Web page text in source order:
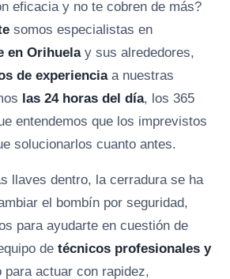
eficacia y no te cobren de más?
somos especialistas en
en Orihuelay sus alrededores,
de experienciaa nuestras
las 24 horas del día, los 365
entendemos que los imprevistos
solucionarlos cuanto antes.
llaves dentro, la cerradura se ha
el bombín por seguridad,
para ayudarte en cuestión de
de técnicos profesionales y
para actuar con rapidez,